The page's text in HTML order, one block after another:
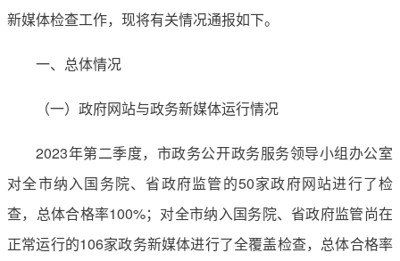
新媒体检查工作，现将有关情况通报如下。
一、总体情况
（一）政府网站与政务新媒体运行情况
2023年第二季度，市政务公开政务服务领导小组办公室
对全市纳入国务院、省政府监管的50家政府网站进行了检
查，总体合格率100%；对全市纳入国务院、省政府监管尚在
正常运行的106家政务新媒体进行了全覆盖检查，总体合格率